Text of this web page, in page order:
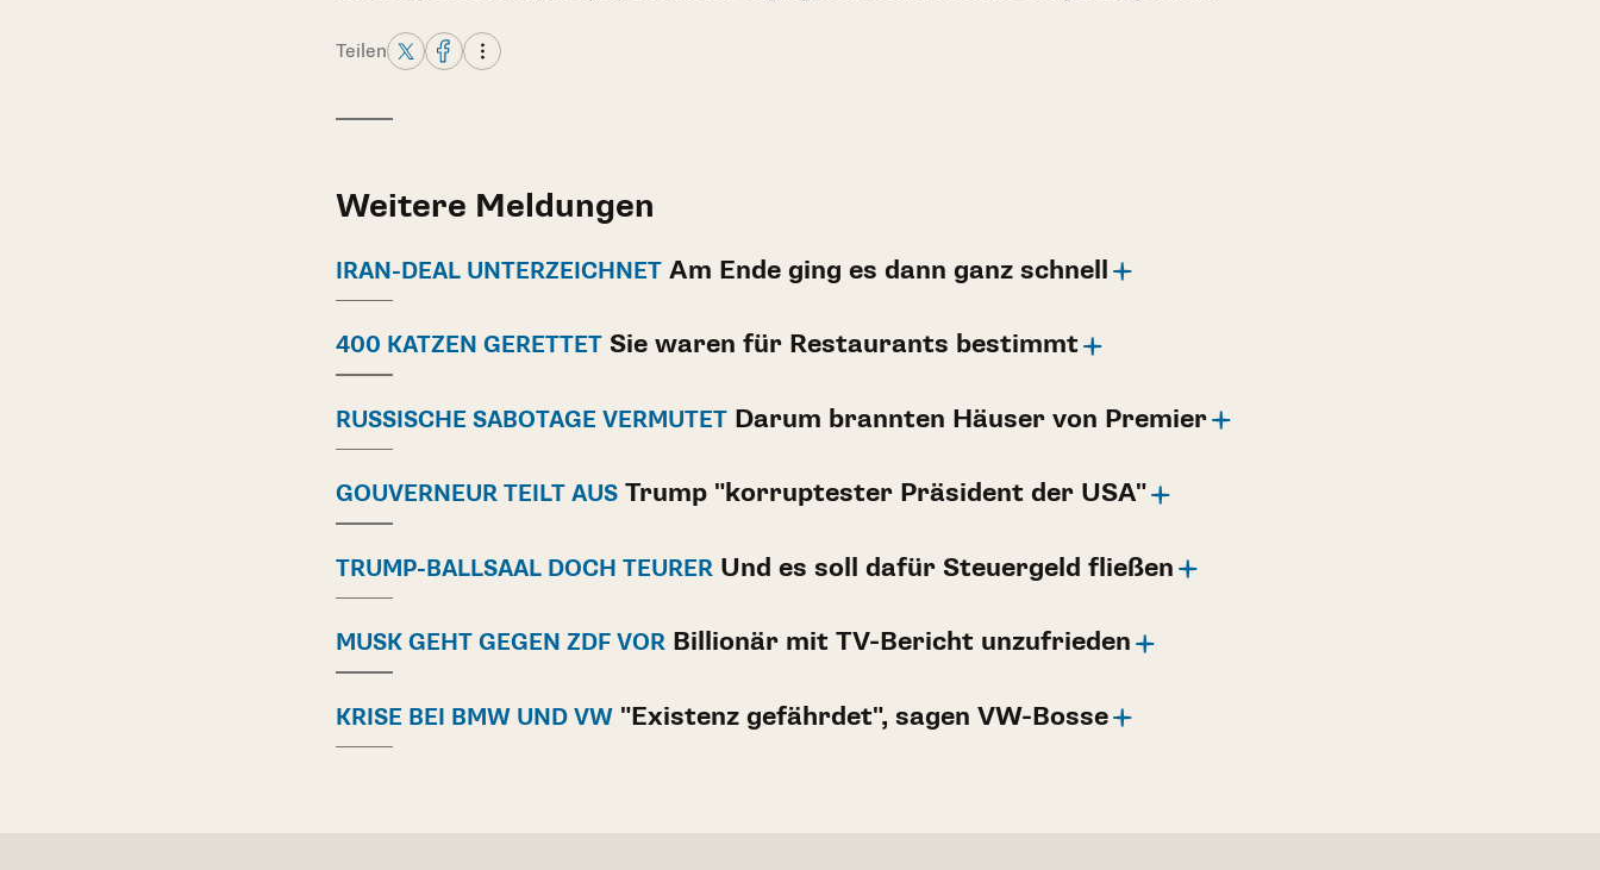
Teilen
Weitere Meldungen
IRAN-DEAL UNTERZEICHNET Am Ende ging es dann ganz schnell
400 KATZEN GERETTET Sie waren für Restaurants bestimmt
RUSSISCHE SABOTAGE VERMUTET Darum brannten Häuser von Premier
GOUVERNEUR TEILT AUS Trump "korruptester Präsident der USA"
TRUMP-BALLSAAL DOCH TEURER Und es soll dafür Steuergeld fließen
MUSK GEHT GEGEN ZDF VOR Billionär mit TV-Bericht unzufrieden
KRISE BEI BMW UND VW "Existenz gefährdet", sagen VW-Bosse